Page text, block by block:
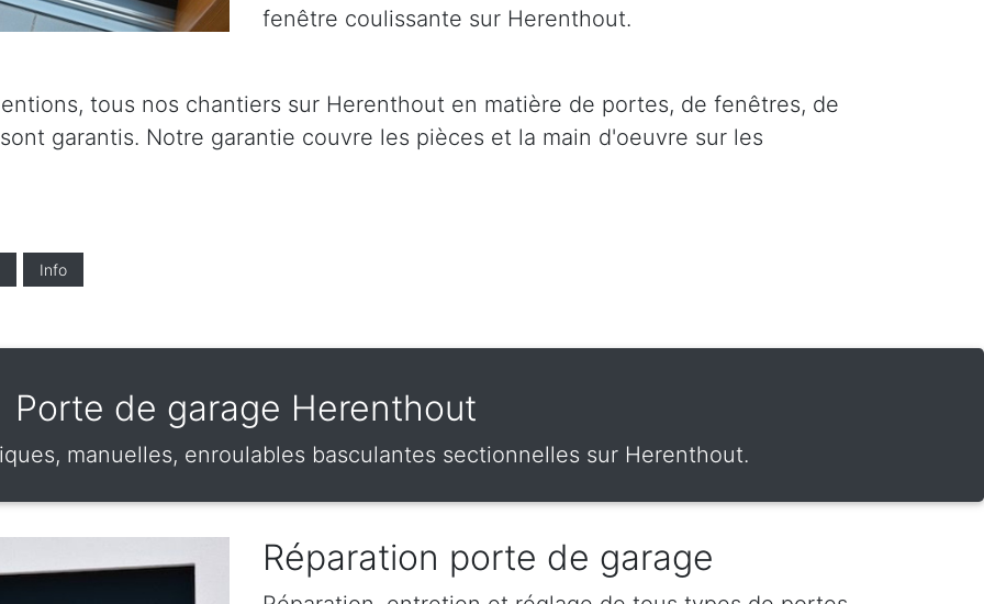
fenêtre coulissante sur Herenthout.
tous nos chantiers sur Herenthout en matière de portes, de fenêtres, de
garantis. Notre garantie couvre les pièces et la main d'oeuvre sur les
Info
Porte de garage Herenthout
manuelles, enroulables basculantes sectionnelles sur Herenthout.
Réparation porte de garage